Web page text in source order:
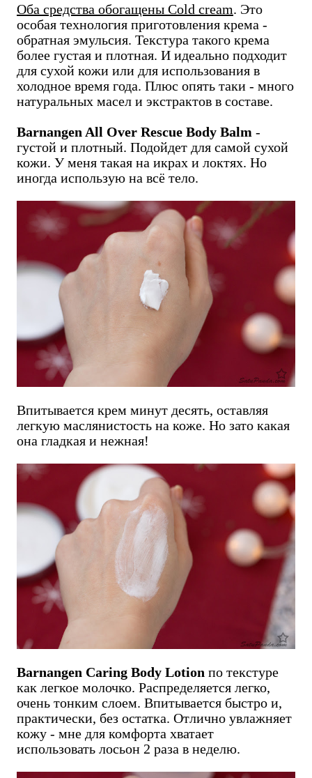
Оба средства обогащены Cold cream. Это
особая технология приготовления крема -
обратная эмульсия. Текстура такого крема
более густая и плотная. И идеально подходит
для сухой кожи или для использования в
холодное время года. Плюс опять таки - много
натуральных масел и экстрактов в составе.
Barnangen All Over Rescue Body Balm -
густой и плотный. Подойдет для самой сухой
кожи. У меня такая на икрах и локтях. Но
иногда использую на всё тело.
Впитывается крем минут десять, оставляя
легкую маслянистость на коже. Но зато какая
она гладкая и нежная!
Barnangen Caring Body Lotion по текстуре
как легкое молочко. Распределяется легко,
очень тонким слоем. Впитывается быстро и,
практически, без остатка. Отлично увлажняет
кожу - мне для комфорта хватает
использовать лосьон 2 раза в неделю.